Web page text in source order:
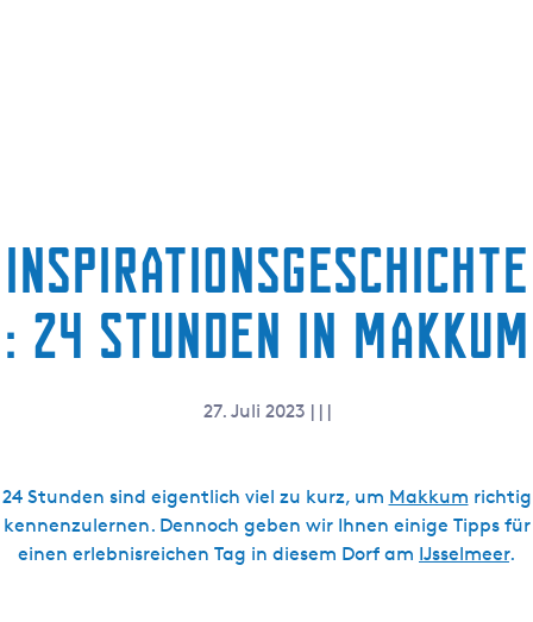
Inspirationsgeschichte
: 24 Stunden in Makkum
27. Juli 2023 | | |
24 Stunden sind eigentlich viel zu kurz, um Makkum richtig
kennenzulernen. Dennoch geben wir Ihnen einige Tipps für
einen erlebnisreichen Tag in diesem Dorf am IJsselmeer.